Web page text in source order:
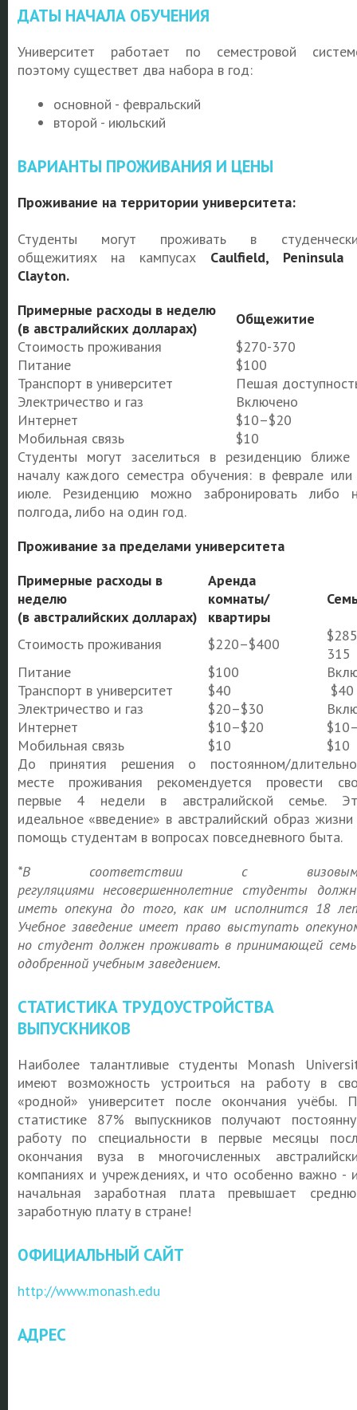
ДАТЫ НАЧАЛА ОБУЧЕНИЯ
Университет работает по семестровой
поэтому существет два набора в год:
основной - февральский
второй - июльский
ВАРИАНТЫ ПРОЖИВАНИЯ И ЦЕНЫ
Проживание на территории университета:
Студенты могут проживать в
общежитиях на кампусах Caulfield, Peninsula
Сlayton.
Примерные расходы в неделю
(в австралийских долларах)
Общежитие
Стоимость проживания
$270-370
Питание
$100
Транспорт в университет
Пешая
Электричество и газ
Включено
Интернет
$10–$20
Мобильная связь
$10
Студенты могут заселиться в резиденцию ближе
началу каждого семестра обучения: в феврале или
июле. Резиденцию можно забронировать либо
полгода, либо на один год.
Проживание за пределами университета
Примерные расходы в
неделю
(в австралийских долларах)
Аренда
комнаты/
квартиры
Стоимость проживания $220–$400
315
Питание
$100
Транспорт в университет
$40
$40
Электричество и газ
$20–$30
Интернет
$10–$20
Мобильная связь
$10
$10
До принятия решения о постоянном/
месте проживания рекомендуется провести
первые 4 недели в австралийской семье.
идеальное «введение» в австралийский образ
помощь студентам в вопросах повседневного быта.
*В соответствии с
регуляцияминесовершеннолетние студенты
иметь опекуна до того, как им исполнится 18
Учебное заведение имеет право выступать
но студент должен проживать в принимающей
одобренной учебным заведением.
СТАТИСТИКА ТРУДОУСТРОЙСТВА
ВЫПУСКНИКОВ
Наиболее талантливые студенты Monash
имеют возможность устроиться на работу в
«родной» университет после окончания учёбы.
статистике 87% выпускников получают
работу по специальности в первые месяцы
окончания вуза в многочисленных
компаниях и учреждениях, и что особенно важно -
начальная заработная плата превышает
заработную плату в стране!
ОФИЦИАЛЬНЫЙ САЙТ
http://www.monash.edu
АДРЕС